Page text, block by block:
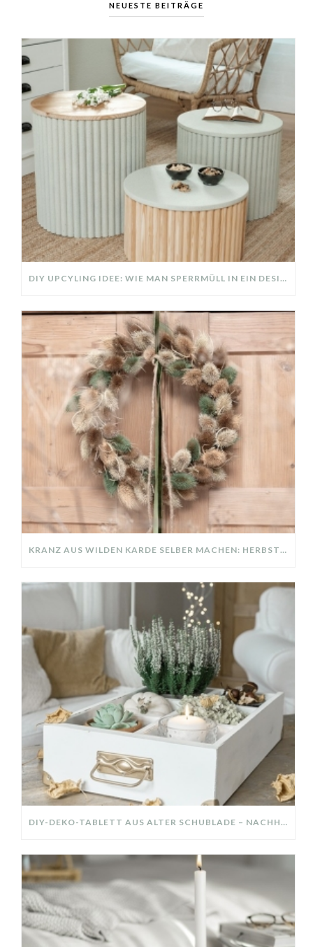
NEUESTE BEITRÄGE
DIY UPCYLING IDEE: WIE MAN SPERRMÜLL IN EIN DESIGNER TEIL VERWANDELT
KRANZ AUS WILDEN KARDE SELBER MACHEN: HERBSTDEKO GANZ EINFACH
DIY-DEKO-TABLETT AUS ALTER SCHUBLADE – NACHHALTIGE HERBSTDEKO SELBER MACHEN!